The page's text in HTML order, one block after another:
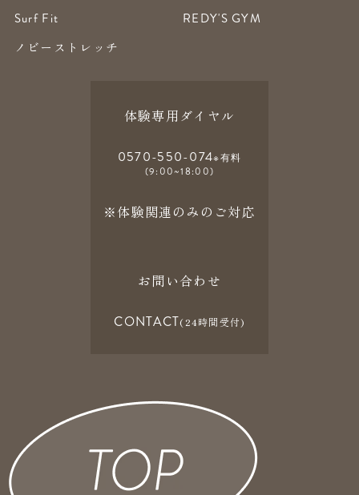
Surf Fit
REDY'S GYM
ノビーストレッチ
体験専用ダイヤル
0570-550-074※有料
(9:00~18:00)
※体験関連のみのご対応
お問い合わせ
CONTACT(24時間受付)